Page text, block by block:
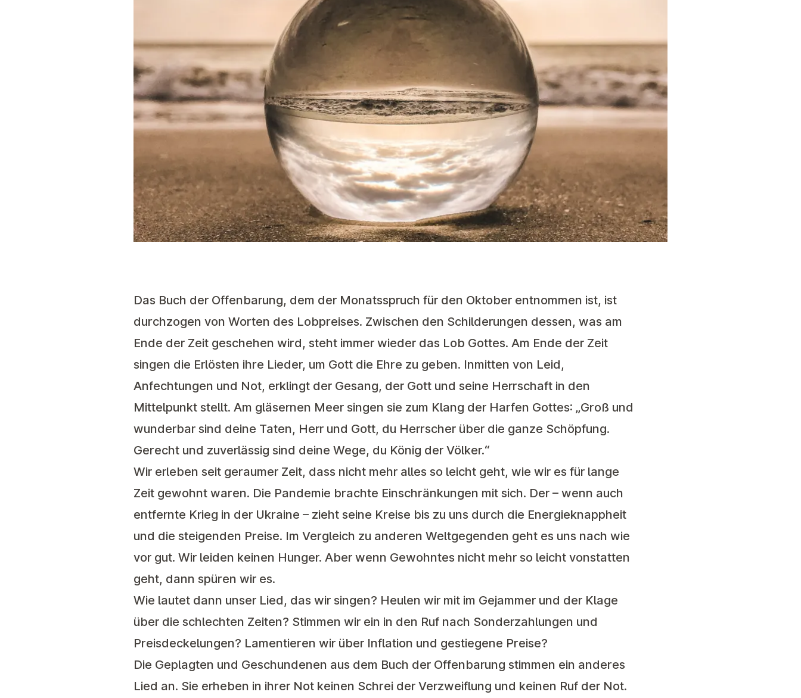
Das Buch der Offenbarung, dem der Monatsspruch für den Oktober entnommen ist, ist
durchzogen von Worten des Lobpreises. Zwischen den Schilderungen dessen, was am
Ende der Zeit geschehen wird, steht immer wieder das Lob Gottes. Am Ende der Zeit
singen die Erlösten ihre Lieder, um Gott die Ehre zu geben. Inmitten von Leid,
Anfechtungen und Not, erklingt der Gesang, der Gott und seine Herrschaft in den
Mittelpunkt stellt. Am gläsernen Meer singen sie zum Klang der Harfen Gottes: „Groß und
wunderbar sind deine Taten, Herr und Gott, du Herrscher über die ganze Schöpfung.
Gerecht und zuverlässig sind deine Wege, du König der Völker.“
Wir erleben seit geraumer Zeit, dass nicht mehr alles so leicht geht, wie wir es für lange
Zeit gewohnt waren. Die Pandemie brachte Einschränkungen mit sich. Der – wenn auch
entfernte Krieg in der Ukraine – zieht seine Kreise bis zu uns durch die Energieknappheit
und die steigenden Preise. Im Vergleich zu anderen Weltgegenden geht es uns nach wie
vor gut. Wir leiden keinen Hunger. Aber wenn Gewohntes nicht mehr so leicht vonstatten
geht, dann spüren wir es.
Wie lautet dann unser Lied, das wir singen? Heulen wir mit im Gejammer und der Klage
über die schlechten Zeiten? Stimmen wir ein in den Ruf nach Sonderzahlungen und
Preisdeckelungen? Lamentieren wir über Inflation und gestiegene Preise?
Die Geplagten und Geschundenen aus dem Buch der Offenbarung stimmen ein anderes
Lied an. Sie erheben in ihrer Not keinen Schrei der Verzweiflung und keinen Ruf der Not.